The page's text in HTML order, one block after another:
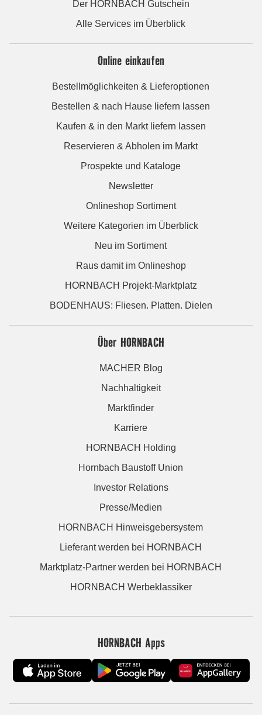
Der HORNBACH Gutschein
Alle Services im Überblick
Online einkaufen
Bestellmöglichkeiten & Lieferoptionen
Bestellen & nach Hause liefern lassen
Kaufen & in den Markt liefern lassen
Reservieren & Abholen im Markt
Prospekte und Kataloge
Newsletter
Onlineshop Sortiment
Weitere Kategorien im Überblick
Neu im Sortiment
Raus damit im Onlineshop
HORNBACH Projekt-Marktplatz
BODENHAUS: Fliesen. Platten. Dielen
Über HORNBACH
MACHER Blog
Nachhaltigkeit
Marktfinder
Karriere
HORNBACH Holding
Hornbach Baustoff Union
Investor Relations
Presse/Medien
HORNBACH Hinweisgebersystem
Lieferant werden bei HORNBACH
Marktplatz-Partner werden bei HORNBACH
HORNBACH Werbeklassiker
HORNBACH Apps